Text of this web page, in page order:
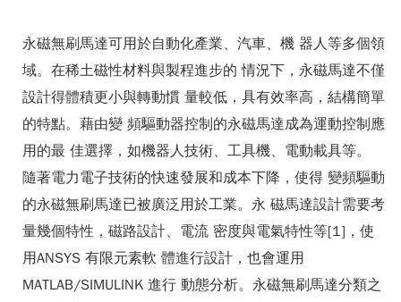
永磁無刷馬達可用於自動化產業、汽車、機 器人等多個領
域。在稀土磁性材料與製程進步的 情況下，永磁馬達不僅
設計得體積更小與轉動慣 量較低，具有效率高，結構簡單
的特點。藉由變 頻驅動器控制的永磁馬達成為運動控制應
用的最 佳選擇，如機器人技術、工具機、電動載具等。
隨著電力電子技術的快速發展和成本下降，使得 變頻驅動
的永磁無刷馬達已被廣泛用於工業。永 磁馬達設計需要考
量幾個特性，磁路設計、電流 密度與電氣特性等[1]，使
用ANSYS 有限元素軟 體進行設計，也會運用
MATLAB/SIMULINK 進行 動態分析。永磁無刷馬達分類之